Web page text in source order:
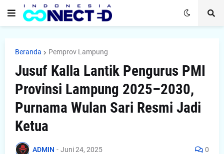
Beranda Pemprov Lampung
Jusuf Kalla Lantik Pengurus PMI
Provinsi Lampung 2025–2030,
Purnama Wulan Sari Resmi Jadi
Ketua
ADMIN - Juni 24, 2025 0